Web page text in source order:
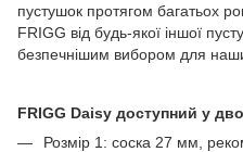
пустушок протягом багатьох
FRIGG від будь-якої іншої
безпечнішим вибором для
FRIGG Daisy доступний у
Розмір 1: соска 27 мм,